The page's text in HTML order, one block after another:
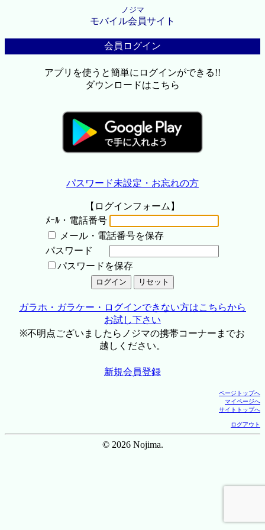
ノジマ
モバイル会員サイト
会員ログイン
アプリを使うと簡単にログインができる!!
ダウンロードはこちら
パスワード未設定・お忘れの方
【ログインフォーム】
ﾒｰﾙ・電話番号
メール・電話番号を保存
パスワード
パスワードを保存
ガラホ・ガラケー・ログインできない方はこちらから
お試し下さい
※不明点ございましたらノジマの携帯コーナーまでお
越しください。
新規会員登録
ページトップへ
マイページへ
サイトトップへ
ログアウト
© 2026 Nojima.